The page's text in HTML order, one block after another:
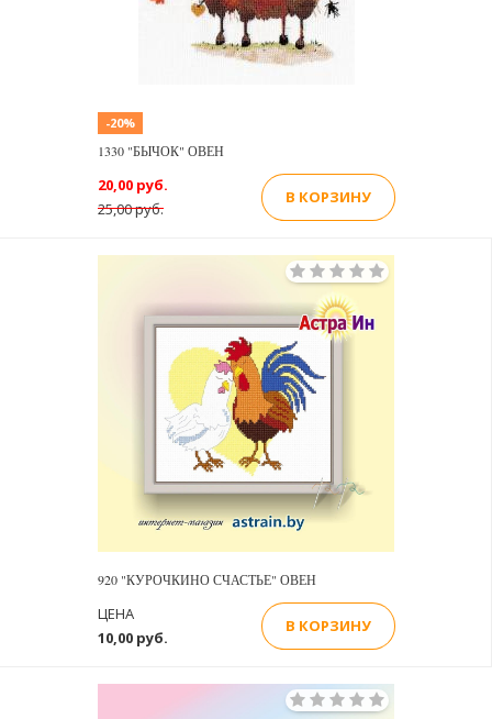
-20%
1330 "БЫЧОК" ОВЕН
25,00 руб.
20,00 руб.
В КОРЗИНУ
920 "КУРОЧКИНО СЧАСТЬЕ" ОВЕН
10,00 руб.
ЦЕНА
В КОРЗИНУ